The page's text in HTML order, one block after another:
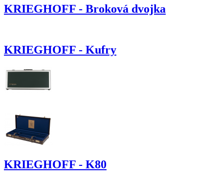
KRIEGHOFF - Broková dvojka
KRIEGHOFF - Kufry
KRIEGHOFF - K80